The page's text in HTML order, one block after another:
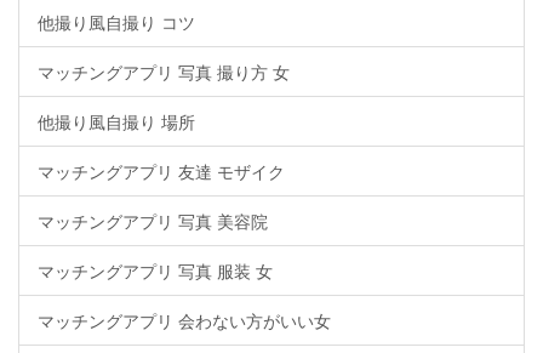
他撮り風自撮り コツ
マッチングアプリ 写真 撮り方 女
他撮り風自撮り 場所
マッチングアプリ 友達 モザイク
マッチングアプリ 写真 美容院
マッチングアプリ 写真 服装 女
マッチングアプリ 会わない方がいい女